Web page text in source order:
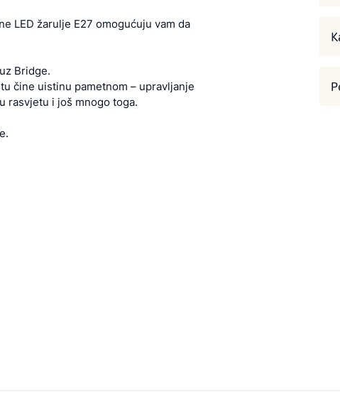
LED žarulje E27 omogućuju vam da
Bridge.
čine uistinu pametnom – upravljanje
rasvjetu i još mnogo toga.